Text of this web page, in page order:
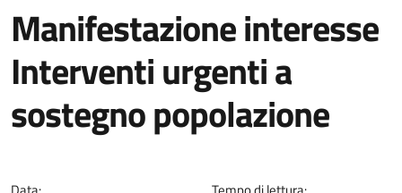
Manifestazione interesse
Interventi urgenti a
sostegno popolazione